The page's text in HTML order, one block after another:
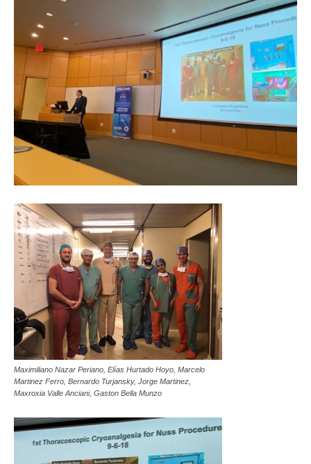
Maximiliano Nazar Periano, Elías Hurtado Hoyo, Marcelo
Martinez Ferro, Bernardo Turjansky, Jorge Martinez,
Maxroxia Valle Anciani, Gaston Bella Munzo